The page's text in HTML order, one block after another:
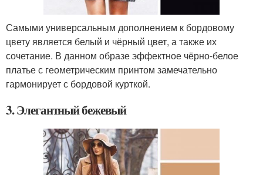
Самыми универсальным дополнением к бордовому
цвету является белый и чёрный цвет, а также их
сочетание. В данном образе эффектное чёрно-белое
платье с геометрическим принтом замечательно
гармонирует с бордовой курткой.
3. Элегантный бежевый